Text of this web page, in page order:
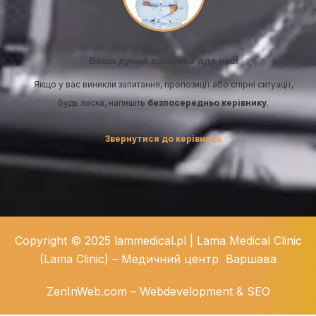
Ваша думка важлива для нас!
Якщо у вас виникли запитання, пропозиції або спірні ситуації,
будь ласка, напишітьбезпосередньо керівнику.
Звернутися до керівника
Copyright © 2025 lammedical.pl | Lama Medical Clinic
(Lama Clinic) – Медичний центр Варшавa
ZenInWeb.com – Webdevelopment & SEO